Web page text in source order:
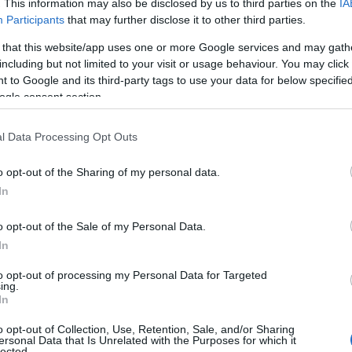
This information may also be disclosed by us to third parties on the
Participants that may further disclose it to other third parties.
that this website/app uses one or more Google services and may
but not limited to your visit or usage behaviour. You may
to Google and its third-party tags to use your data for below
consent section.
Data Processing Opt Outs
opt-out of the Sharing of my personal data.
opt-out of the Sale of my Personal Data.
opt-out of processing my Personal Data for Targeted
opt-out of Collection, Use, Retention, Sale, and/or Sharing
Data that Is Unrelated with the Purposes for which it
este sa stabilesti cat timp ai la dispozitie
ar spune batranii, cat de lunga va fi
multi factori, cum ar fi anotimpul preferat
Ologodnaobisnuita dureaza intre 6 luni
te-ai logodit in perioada Craciunului, de
o
uita ca pentru anumite locatii sau servicii
facuta rezervare cu cel putin un an
foarte solicitate in anumite perioade ale
rand si cel mai pregnant in locatia pe
o
Discuta culogodnicul tau unde veti face